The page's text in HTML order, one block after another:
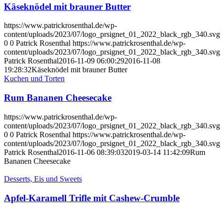
Käseknödel mit brauner Butter
https://www.patrickrosenthal.de/wp-
content/uploads/2023/07/logo_prsignet_01_2022_black_rgb_340.svg
0 0 Patrick Rosenthal https://www.patrickrosenthal.de/wp-
content/uploads/2023/07/logo_prsignet_01_2022_black_rgb_340.svg
Patrick Rosenthal2016-11-09 06:00:292016-11-08
19:28:32Käseknödel mit brauner Butter
Kuchen und Torten
Rum Bananen Cheesecake
https://www.patrickrosenthal.de/wp-
content/uploads/2023/07/logo_prsignet_01_2022_black_rgb_340.svg
0 0 Patrick Rosenthal https://www.patrickrosenthal.de/wp-
content/uploads/2023/07/logo_prsignet_01_2022_black_rgb_340.svg
Patrick Rosenthal2016-11-06 08:39:032019-03-14 11:42:09Rum
Bananen Cheesecake
Desserts, Eis und Sweets
Apfel-Karamell Trifle mit Cashew-Crumble